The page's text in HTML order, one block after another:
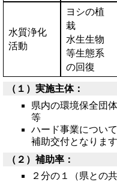
水質浄化
活動
ヨシの植
栽
水生生物
等生態系
の回復
（１）実施主体：
県内の環境保全団
等
ハード事業につい
補助交付となります
（２）補助率：
２分の１（県との